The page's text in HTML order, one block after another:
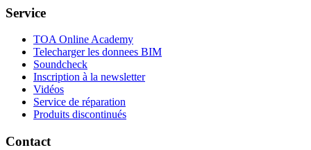
Service
TOA Online Academy
Telecharger les donnees BIM
Soundcheck
Inscription à la newsletter
Vidéos
Service de réparation
Produits discontinués
Contact